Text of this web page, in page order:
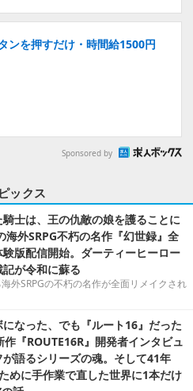
ンを押すだけ・時間給1500円
Sponsored by
ックス
士は、王の仇敵の娘を護ることに
外SRPG不朽の名作『幻世録』全
版配信開始。ダーティーヒーロー
が令和に蘇る
外SRPGの不朽の名作が全面リメイクされ
なった、でも『ルート16』だった
『ROUTE16R』開発者インタビュ
語るシリーズの魂。そして41年
めに手作業で直した世界に1本だけ